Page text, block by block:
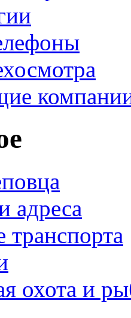
адреса
транспорта
охота и